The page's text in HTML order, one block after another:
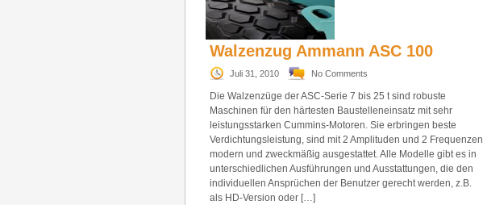
Walzenzug Ammann ASC 100
Juli 31, 2010 No Comments
Die Walzenzüge der ASC-Serie 7 bis 25 t sind robuste
Maschinen für den härtesten Baustelleneinsatz mit sehr
leistungsstarken Cummins-Motoren. Sie erbringen beste
Verdichtungsleistung, sind mit 2 Amplituden und 2 Frequenzen
modern und zweckmäßig ausgestattet. Alle Modelle gibt es in
unterschiedlichen Ausführungen und Ausstattungen, die den
individuellen Ansprüchen der Benutzer gerecht werden, z.B.
als HD-Version oder […]